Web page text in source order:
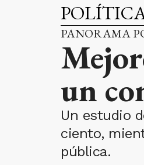
PANORAMA
un
Un estudio
ciento,
pública.